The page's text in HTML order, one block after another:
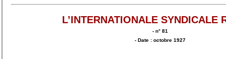
L’INTERNATIONALE SYNDICALE
- n° 81
- Date : octobre 1927